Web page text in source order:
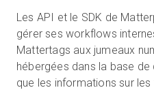
Les API et le SDK de
gérer ses workflows
Mattertags aux jumeaux
hébergées dans la base de
que les informations sur